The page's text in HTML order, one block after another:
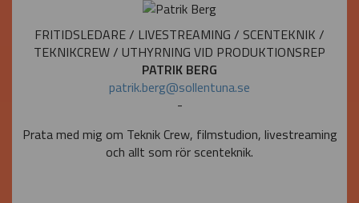
FRITIDSLEDARE / LIVESTREAMING / SCENTEKNIK /
TEKNIKCREW / UTHYRNING VID PRODUKTIONSREP
PATRIK BERG
patrik.berg@sollentuna.se
-
Prata med mig om Teknik Crew, filmstudion, livestreaming
och allt som rör scenteknik.